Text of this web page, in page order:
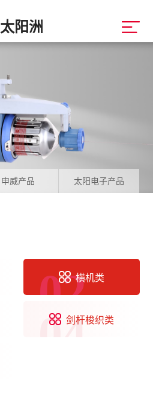
太阳洲
申威产品 太阳电子产品
02横机类
04
剑杆梭织类